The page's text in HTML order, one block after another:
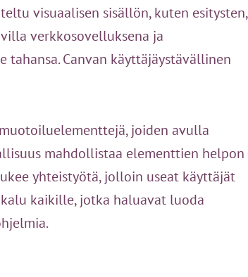
visuaalisen sisällön, kuten esitysten,
verkkosovelluksena ja
Canvan käyttäjäystävällinen
joiden avulla
mahdollistaa elementtien helpon
yhteistyötä, jolloin useat käyttäjät
kaikille, jotka haluavat luoda